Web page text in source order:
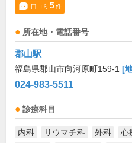
口コミ 5件
所在地・電話番号
郡山駅
福島県郡山市向河原町159-1 [
024-983-5511
診療科目
内科 リウマチ科 外科 心